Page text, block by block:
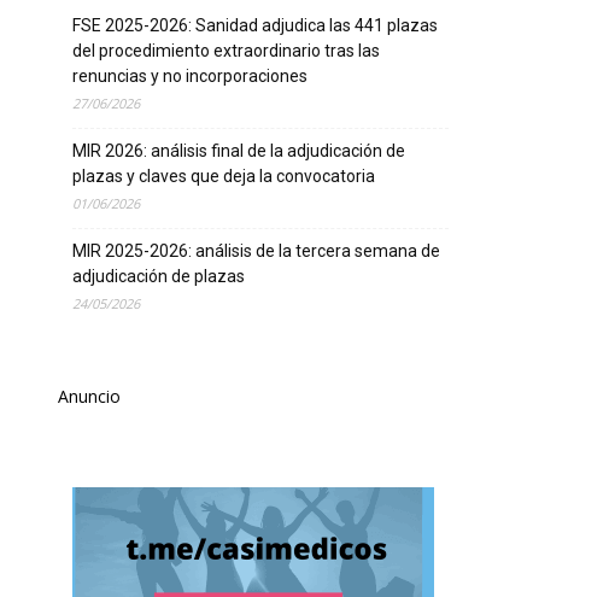
FSE 2025-2026: Sanidad adjudica las 441 plazas
del procedimiento extraordinario tras las
renuncias y no incorporaciones
27/06/2026
MIR 2026: análisis final de la adjudicación de
plazas y claves que deja la convocatoria
01/06/2026
MIR 2025-2026: análisis de la tercera semana de
adjudicación de plazas
24/05/2026
Anuncio